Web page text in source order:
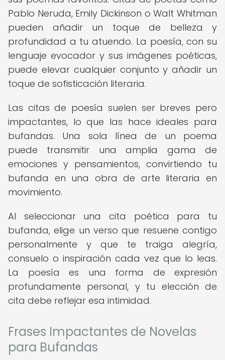
Pablo Neruda, Emily Dickinson o Walt Whitman
pueden añadir un toque de belleza y
profundidad a tu atuendo. La poesía, con su
lenguaje evocador y sus imágenes poéticas,
puede elevar cualquier conjunto y añadir un
toque de sofisticación literaria.
Las citas de poesía suelen ser breves pero
impactantes, lo que las hace ideales para
bufandas. Una sola línea de un poema
puede transmitir una amplia gama de
emociones y pensamientos, convirtiendo tu
bufanda en una obra de arte literaria en
movimiento.
Al seleccionar una cita poética para tu
bufanda, elige un verso que resuene contigo
personalmente y que te traiga alegría,
consuelo o inspiración cada vez que lo leas.
La poesía es una forma de expresión
profundamente personal, y tu elección de
cita debe reflejar esa intimidad.
Frases Impactantes de Novelas
para Bufandas